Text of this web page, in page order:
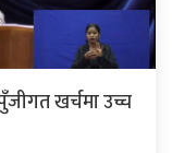
खर्चमा उच्च